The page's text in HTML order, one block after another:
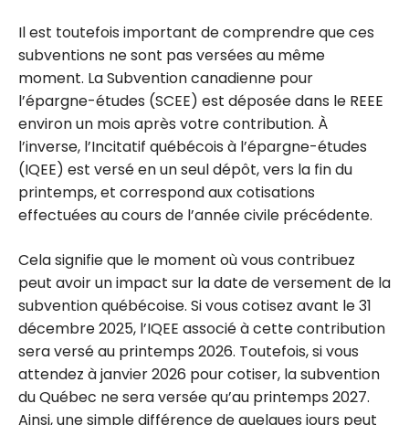
Il est toutefois important de comprendre que ces
subventions ne sont pas versées au même
moment. La Subvention canadienne pour
l’épargne-études (SCEE) est déposée dans le REEE
environ un mois après votre contribution. À
l’inverse, l’Incitatif québécois à l’épargne-études
(IQEE) est versé en un seul dépôt, vers la fin du
printemps, et correspond aux cotisations
effectuées au cours de l’année civile précédente.
Cela signifie que le moment où vous contribuez
peut avoir un impact sur la date de versement de la
subvention québécoise. Si vous cotisez avant le 31
décembre 2025, l’IQEE associé à cette contribution
sera versé au printemps 2026. Toutefois, si vous
attendez à janvier 2026 pour cotiser, la subvention
du Québec ne sera versée qu’au printemps 2027.
Ainsi, une simple différence de quelques jours peut